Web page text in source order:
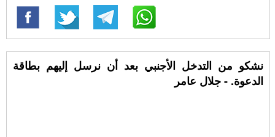
نشكو من التدخل الأجنبي بعد أن نرسل إليهم بطاقة
الدعوة. - جلال عامر